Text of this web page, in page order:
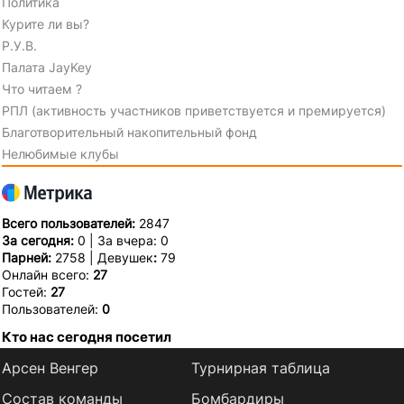
Курите ли вы?
Р.У.В.
Палата JayKey
Что читаем ?
РПЛ (активность участников приветствуется и премируется)
Благотворительный накопительный фонд
Нелюбимые клубы
Всего пользователей: 2847
За сегодня: 0 | За вчера: 0
Парней: 2758 | Девушек: 79
Онлайн всего: 27
Гостей: 27
Пользователей: 0
Кто нас сегодня посетил
Арсен Венгер
Состав команды
Турнирная таблица
Бомбардиры